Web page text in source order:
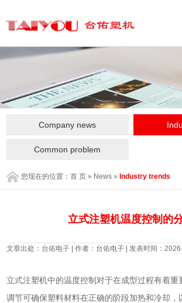
Company news
Common problem
您现在的位置：首 页 » News »Industry trends
立式注塑机温度控制的
文章出处：台佑电子 | 作者：台佑电子 | 发表时间：
立式注塑机中的温度控制对于在成型过程有着重
调节可确保塑料材料在正确的阶段加热和冷却，